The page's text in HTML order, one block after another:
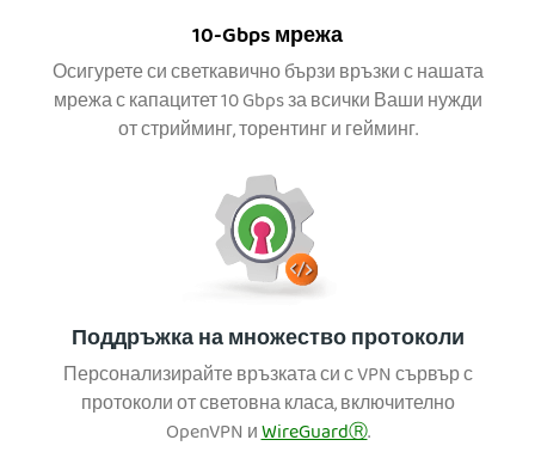
10-Gbps мрежа
Осигурете си светкавично бързи връзки с нашата
мрежа с капацитет 10 Gbps за всички Ваши нужди
от стрийминг, торентинг и гейминг.
Поддръжка на множество протоколи
Персонализирайте връзката си с VPN сървър с
протоколи от световна класа, включително
OpenVPN иWireGuardⓇ.